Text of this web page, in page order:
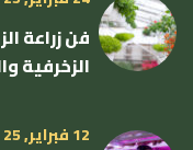
فن زراعة
الزخرفية
12 فبراير, 25